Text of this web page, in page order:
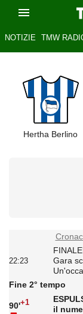
NOTIZIE TMW
Hertha Berlino
22:23
Gara
Fine 2° tempo
90'+1
il